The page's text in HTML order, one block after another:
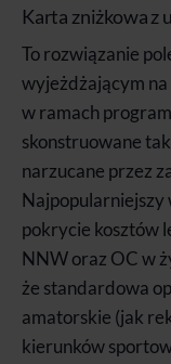
Karta zniżkowa z
To rozwiązanie
wyjeżdżającym
w ramach
skonstruowane
narzucane przez
Najpopularniejszy
pokrycie kosztów
NNW oraz OC w
że standardowa
amatorskie (jak
kierunków